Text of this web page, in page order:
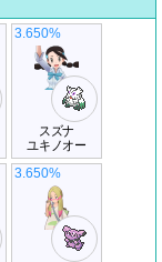
スズナ
ユキノオー
3.650%
3.650%